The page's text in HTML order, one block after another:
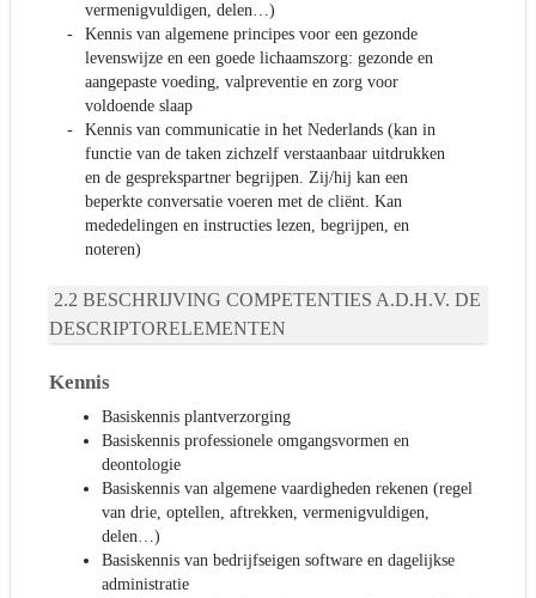
vermenigvuldigen, delen…)
Kennis van algemene principes voor een gezonde
levenswijze en een goede lichaamszorg: gezonde en
aangepaste voeding, valpreventie en zorg voor
voldoende slaap
Kennis van communicatie in het Nederlands (kan in
functie van de taken zichzelf verstaanbaar uitdrukken
en de gesprekspartner begrijpen. Zij/hij kan een
beperkte conversatie voeren met de cliënt. Kan
mededelingen en instructies lezen, begrijpen, en
noteren)
BESCHRIJVING COMPETENTIES A.D.H.V. DE
DESCRIPTORELEMENTEN
Kennis
Basiskennis plantverzorging
Basiskennis professionele omgangsvormen en
deontologie
Basiskennis van algemene vaardigheden rekenen (regel
van drie, optellen, aftrekken, vermenigvuldigen,
delen…)
Basiskennis van bedrijfseigen software en dagelijkse
administratie